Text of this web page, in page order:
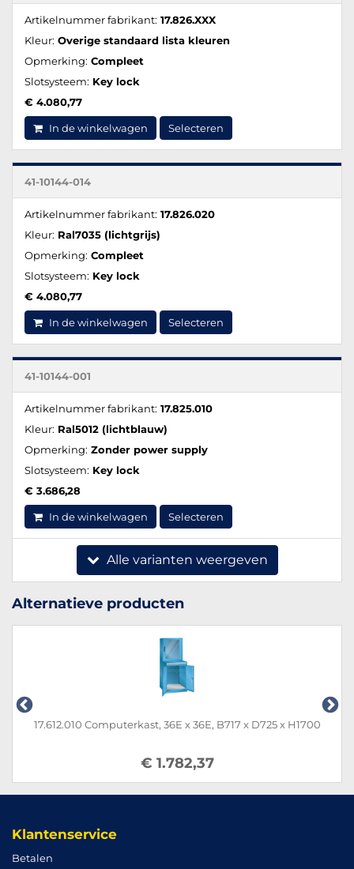
Artikelnummer fabrikant: 17.826.XXX
Kleur: Overige standaard lista kleuren
Opmerking: Compleet
Slotsysteem: Key lock
€ 4.080,77
In de winkelwagen Selecteren
41-10144-014
Artikelnummer fabrikant: 17.826.020
Kleur: Ral7035 (lichtgrijs)
Opmerking: Compleet
Slotsysteem: Key lock
€ 4.080,77
In de winkelwagen Selecteren
41-10144-001
Artikelnummer fabrikant: 17.825.010
Kleur: Ral5012 (lichtblauw)
Opmerking: Zonder power supply
Slotsysteem: Key lock
€ 3.686,28
In de winkelwagen Selecteren
Alle varianten weergeven
Alternatieve producten
17.612.010 Computerkast, 36E x 36E, B717 x D725 x H1700
€ 1.782,37
Klantenservice
Betalen